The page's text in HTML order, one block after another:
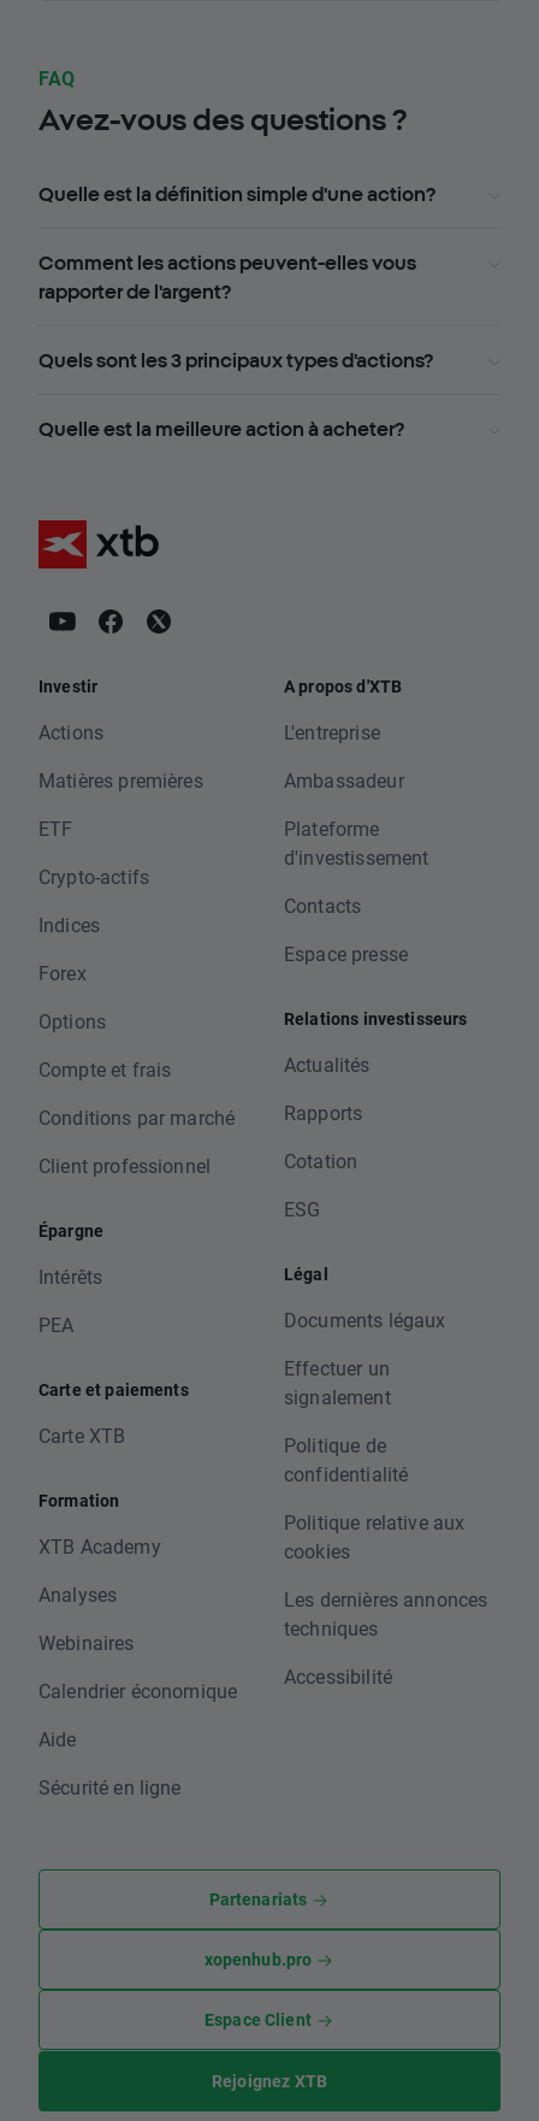
FAQ
Avez-vous des questions ?
Quelle est la définition simple d'une action?
Comment les actions peuvent-elles vous
rapporter de l'argent?
Quels sont les 3 principaux types d'actions?
Quelle est la meilleure action à acheter?
Investir
Actions
Matières premières
ETF
Crypto-actifs
Indices
Forex
Options
Compte et frais
Conditions par marché
Client professionnel
Épargne
Intérêts
PEA
Carte et paiements
Carte XTB
Formation
XTB Academy
Analyses
Webinaires
Calendrier économique
Aide
Sécurité en ligne
A propos d'XTB
L'entreprise
Ambassadeur
Plateforme
d'investissement
Contacts
Espace presse
Relations investisseurs
Actualités
Rapports
Cotation
ESG
Légal
Documents légaux
Effectuer un
signalement
Politique de
confidentialité
Politique relative aux
cookies
Les dernières annonces
techniques
Accessibilité
Partenariats
xopenhub.pro
Espace Client
Rejoignez XTB